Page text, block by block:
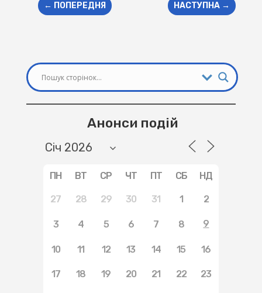
← ПОПЕРЕДНЯ НАСТУПНА →
Анонси подій
ПН ВТ СР ЧТ ПТ СБ НД
27 28 29 30 31 1 2
3 4 5 6 7 8 9
10 11 12 13 14 15 16
17 18 19 20 21 22 23